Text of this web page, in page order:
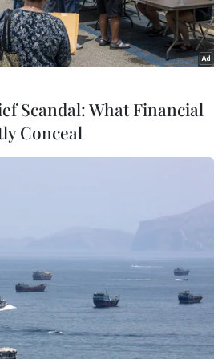
23/4/2021. (Ảnh: AFP/TTXVN)
Thổ Nhĩ Kỳ Mevlut
Ankara không thể ngăn các
Biển Đen thông qua các
Scandal: What Financial
Conceal